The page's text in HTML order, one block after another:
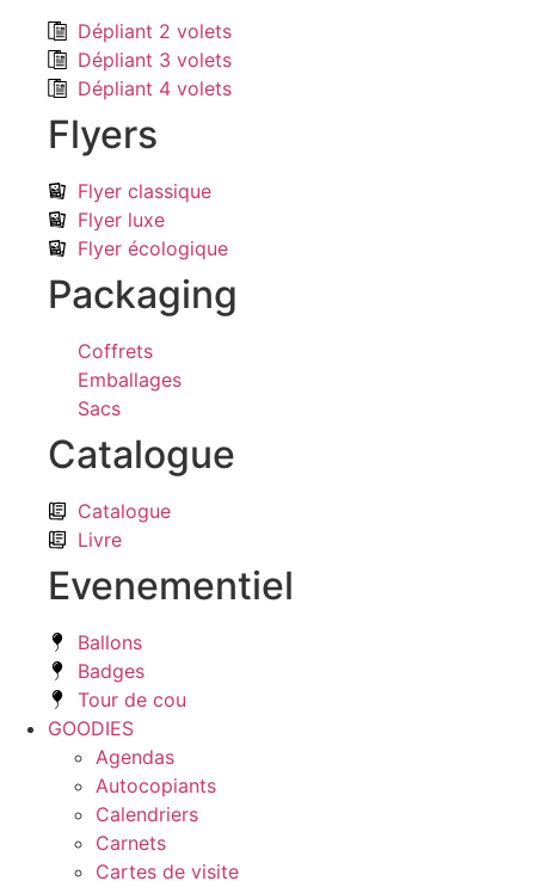
Dépliant 2 volets
Dépliant 3 volets
Dépliant 4 volets
Flyers
Flyer classique
Flyer luxe
Flyer écologique
Packaging
Coffrets
Emballages
Sacs
Catalogue
Catalogue
Livre
Evenementiel
Ballons
Badges
Tour de cou
GOODIES
Agendas
Autocopiants
Calendriers
Carnets
Cartes de visite